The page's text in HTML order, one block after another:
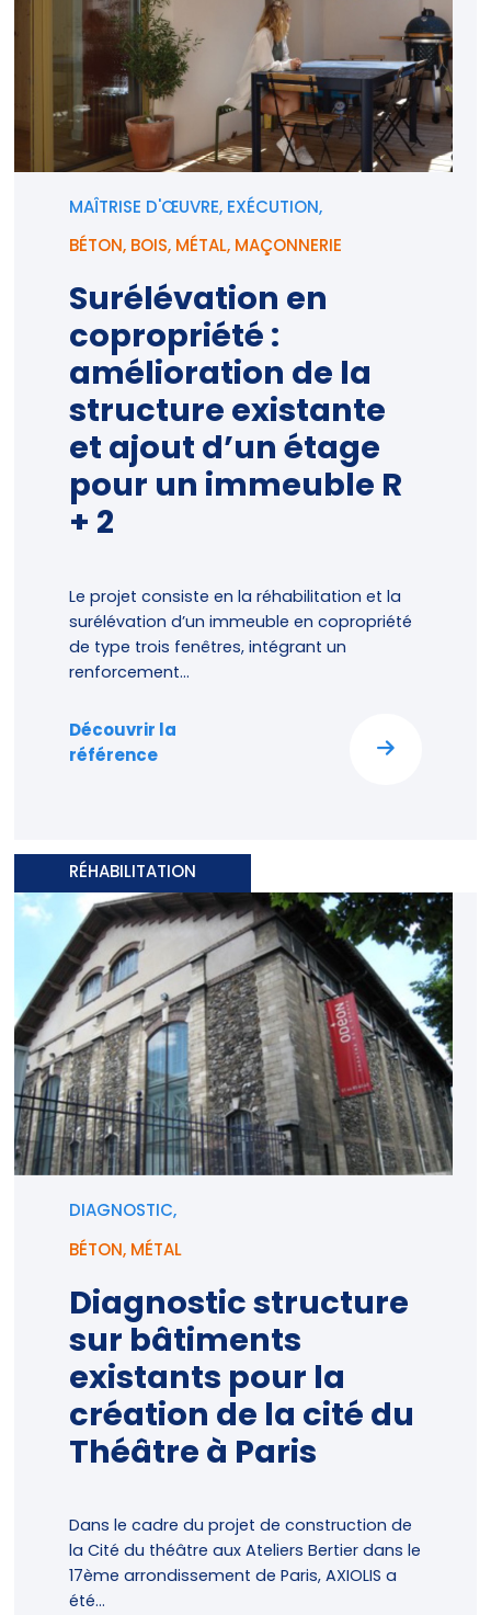
MAÎTRISE D'ŒUVRE, EXÉCUTION,
BÉTON, BOIS, MÉTAL, MAÇONNERIE
Surélévation en
copropriété :
amélioration de la
structure existante
et ajout d’un étage
pour un immeuble R
+ 2
Le projet consiste en la réhabilitation et la
surélévation d’un immeuble en copropriété
de type trois fenêtres, intégrant un
renforcement...
Découvrir la
référence
RÉHABILITATION
DIAGNOSTIC,
BÉTON, MÉTAL
Diagnostic structure
sur bâtiments
existants pour la
création de la cité du
Théâtre à Paris
Dans le cadre du projet de construction de
la Cité du théâtre aux Ateliers Bertier dans le
17ème arrondissement de Paris, AXIOLIS a
été...